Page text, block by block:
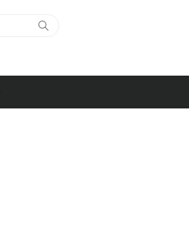
Buscar